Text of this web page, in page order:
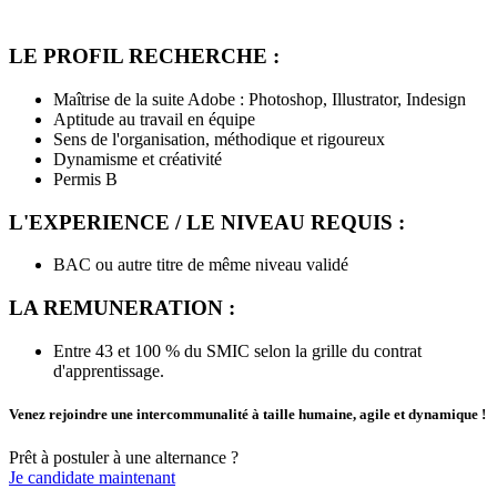
LE PROFIL RECHERCHE :
Maîtrise de la suite Adobe : Photoshop, Illustrator, Indesign
Aptitude au travail en équipe
Sens de l'organisation, méthodique et rigoureux
Dynamisme et créativité
Permis B
L'EXPERIENCE / LE NIVEAU REQUIS :
BAC ou autre titre de même niveau validé
LA REMUNERATION :
Entre 43 et 100 % du SMIC selon la grille du contrat
d'apprentissage.
Venez rejoindre une intercommunalité à taille humaine, agile et dynamique !
Prêt à postuler à une alternance ?
Je candidate maintenant